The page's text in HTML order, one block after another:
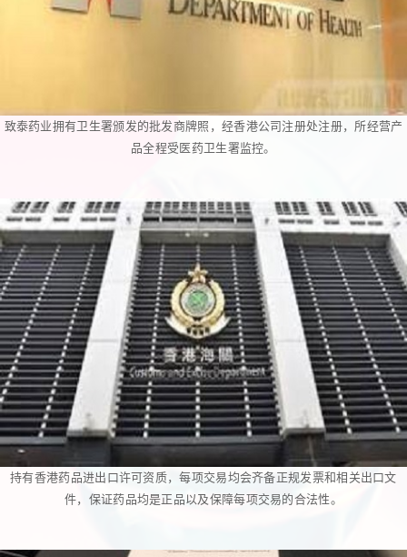
致泰药业拥有卫生署颁发的批发商牌照，经香港公司注册处注册，所经营产
品全程受医药卫生署监控。
持有香港药品进出口许可资质，每项交易均会齐备正规发票和相关出口文
件，保证药品均是正品以及保障每项交易的合法性。